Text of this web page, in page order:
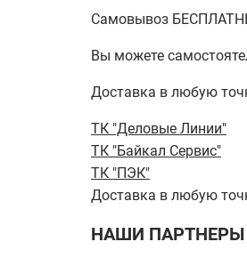
Самовывоз
Вы можете
Доставка в любую
ТК "Деловые Линии"
ТК "Байкал Сервис"
ТК "ПЭК"
Доставка в любую
НАШИ ПАРТНЕРЫ